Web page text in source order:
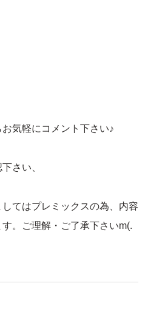
気軽にコメント下さい♪
さい、
てはプレミックスの為、内容
。ご理解・ご了承下さいm(.
ミックスは発送日の袋詰めで
性がございます。ご理解・ご